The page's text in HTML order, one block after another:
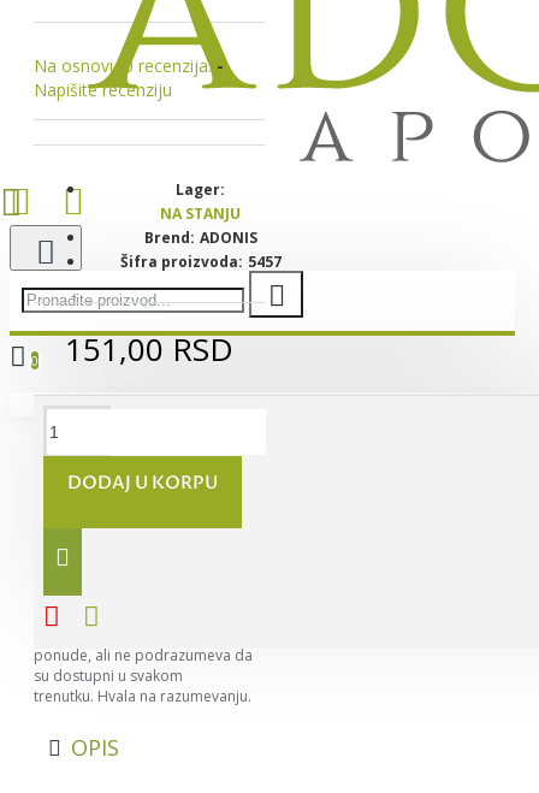
0
Vaša korpa je još uvek prazna!
Na osnovu 0 recenzija. -
Napišite recenziju
151,00 RSD
Lager:
NA STANJU
Brend: ADONIS
Šifra proizvoda: 5457
DODAJ U KORPU
Napomena:Nastojimo da
budemo što precizniji u opisu
garantujemo da su svi opisi
kompletni i bez greške. Svi artikli
ponude, ali ne podrazumeva da
su dostupni u svakom
trenutku. Hvala na razumevanju.
OPIS